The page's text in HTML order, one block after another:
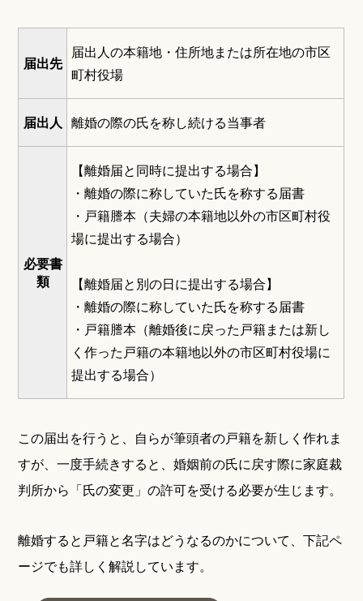
届出先
届出人の本籍地・住所地または所在地の市区
町村役場
届出人 離婚の際の氏を称し続ける当事者
必要書
類
【離婚届と同時に提出する場合】
・離婚の際に称していた氏を称する届書
・戸籍謄本（夫婦の本籍地以外の市区町村役
場に提出する場合）
【離婚届と別の日に提出する場合】
・離婚の際に称していた氏を称する届書
・戸籍謄本（離婚後に戻った戸籍または新し
く作った戸籍の本籍地以外の市区町村役場に
提出する場合）
この届出を行うと、自らが筆頭者の戸籍を新しく作れま
すが、一度手続きすると、婚姻前の氏に戻す際に家庭裁
判所から「氏の変更」の許可を受ける必要が生じます。
離婚すると戸籍と名字はどうなるのかについて、下記ペ
ージでも詳しく解説しています。